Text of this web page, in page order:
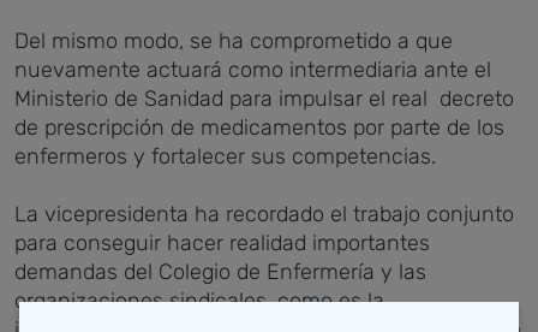
Del mismo modo, se ha comprometido a que
nuevamente actuará como intermediaria ante el
Ministerio de Sanidad para impulsar el real decreto
de prescripción de medicamentos por parte de los
enfermeros y fortalecer sus competencias.
La vicepresidenta ha recordado el trabajo conjunto
para conseguir hacer realidad importantes
demandas del Colegio de Enfermería y las
organizaciones sindicales, como es la